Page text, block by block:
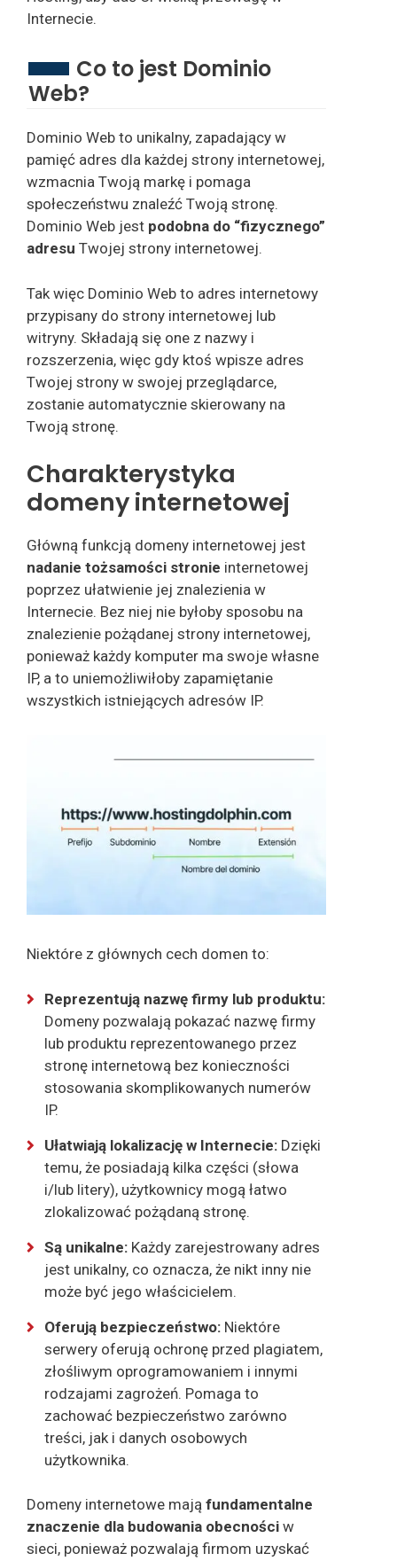
Internecie.
Co to jest Dominio
Web?
Dominio Web to unikalny, zapadający w
pamięć adres dla każdej strony internetowej,
wzmacnia Twoją markę i pomaga
społeczeństwu znaleźć Twoją stronę.
Dominio Web jest podobna do “fizycznego”
adresu Twojej strony internetowej.
Tak więc Dominio Web to adres internetowy
przypisany do strony internetowej lub
witryny. Składają się one z nazwy i
rozszerzenia, więc gdy ktoś wpisze adres
Twojej strony w swojej przeglądarce,
zostanie automatycznie skierowany na
Twoją stronę.
Charakterystyka
domeny internetowej
Główną funkcją domeny internetowej jest
nadanie tożsamości stronie internetowej
poprzez ułatwienie jej znalezienia w
Internecie. Bez niej nie byłoby sposobu na
znalezienie pożądanej strony internetowej,
ponieważ każdy komputer ma swoje własne
IP, a to uniemożliwiłoby zapamiętanie
wszystkich istniejących adresów IP.
Niektóre z głównych cech domen to:
Reprezentują nazwę firmy lub produktu:
Domeny pozwalają pokazać nazwę firmy
lub produktu reprezentowanego przez
stronę internetową bez konieczności
stosowania skomplikowanych numerów
IP.
Ułatwiają lokalizację w Internecie: Dzięki
temu, że posiadają kilka części (słowa
i/lub litery), użytkownicy mogą łatwo
zlokalizować pożądaną stronę.
Są unikalne: Każdy zarejestrowany adres
jest unikalny, co oznacza, że nikt inny nie
może być jego właścicielem.
Oferują bezpieczeństwo: Niektóre
serwery oferują ochronę przed plagiatem,
złośliwym oprogramowaniem i innymi
rodzajami zagrożeń. Pomaga to
zachować bezpieczeństwo zarówno
treści, jak i danych osobowych
użytkownika.
Domeny internetowe mają fundamentalne
znaczenie dla budowania obecności w
sieci, ponieważ pozwalają firmom uzyskać